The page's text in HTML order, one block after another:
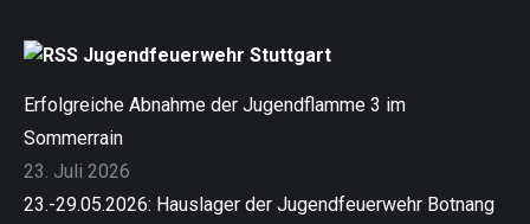
Jugendfeuerwehr Stuttgart
Erfolgreiche Abnahme der Jugendflamme 3 im
Sommerrain
23. Juli 2026
23.-29.05.2026: Hauslager der Jugendfeuerwehr Botnang